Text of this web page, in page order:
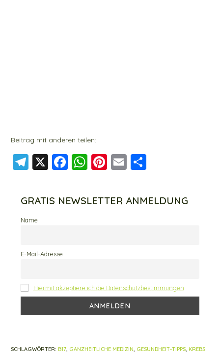
Beitrag mit anderen teilen:
T
e
g
r
m
X
F
c
e
W
at
s
Pi
er
e
E
ai
l
le
n
GRATIS NEWSLETTER ANMELDUNG
Name
E-Mail-Adresse
Hiermit akzeptiere ich die Datenschutzbestimmungen
SCHLAGWÖRTER:B17 GANZHEITLICHE MEDIZIN GESUNDHEIT-TIPPS KREBS